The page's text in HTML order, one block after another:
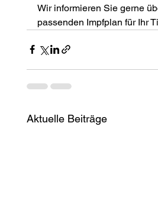
Wir informieren Sie gerne
passenden Impfplan für Ihr
Aktuelle Beiträge